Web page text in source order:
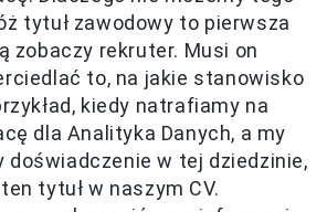
tytuł zawodowy to pierwsza
zobaczy rekruter. Musi on
to, na jakie stanowisko
kiedy natrafiamy na
dla Analityka Danych, a my
doświadczenie w tej dziedzinie,
tytuł w naszym CV.